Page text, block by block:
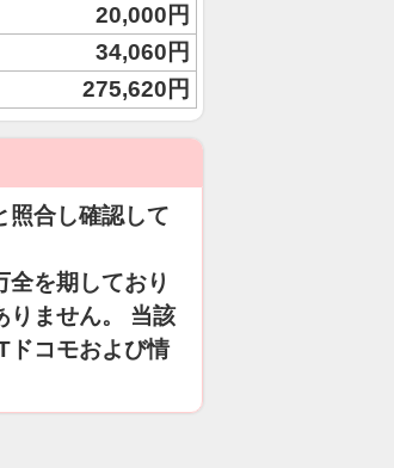
20,000円
34,060円
275,620円
照合し確認して
を期しており
りません。 当該
ドコモおよび情